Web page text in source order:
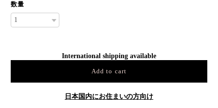
数量
International shipping available
Add to cart
日本国内にお住まいの方向け